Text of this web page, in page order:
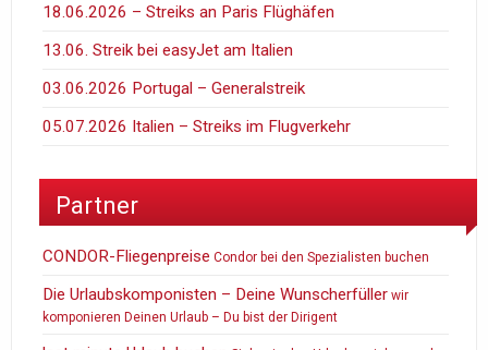
18.06.2026 – Streiks an Paris Flüghäfen
13.06. Streik bei easyJet am Italien
03.06.2026 Portugal – Generalstreik
05.07.2026 Italien – Streiks im Flugverkehr
Partner
CONDOR-Fliegenpreise Condor bei den Spezialisten buchen
Die Urlaubskomponisten – Deine Wunscherfüller wir
komponieren Deinen Urlaub – Du bist der Dirigent